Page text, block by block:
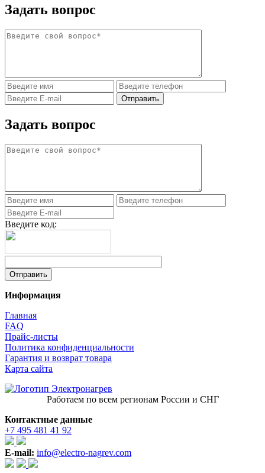
Задать вопрос
Задать вопрос
Введите код:
Информация
Главная
FAQ
Прайс-листы
Политика конфиденциальности
Гарантия и возврат товара
Карта сайта
Работаем по всем регионам России и СНГ
Контактные данные
+7 495 481 41 92
E-mail: info@electro-nagrev.com